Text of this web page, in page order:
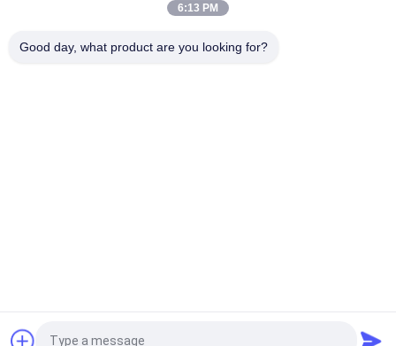
Βιοδιασπάσιμο συνθετικό πέτρινο έγγραφο 160um 200um για
6:13 PM
Good day, what product are you looking for?